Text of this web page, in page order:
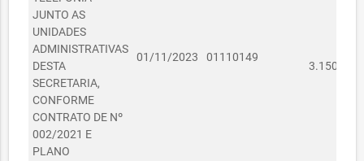
JUNTO AS
UNIDADES
ADMINISTRATIVAS
DESTA
SECRETARIA,
CONFORME
CONTRATO DE Nº
002/2021 E
PLANO
01/11/2023 01110149
3.150,52